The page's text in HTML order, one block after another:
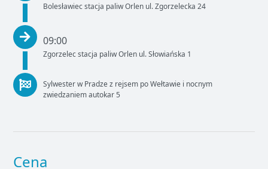
Bolesławiec stacja paliw Orlen ul. Zgorzelecka 24
09:00
Zgorzelec stacja paliw Orlen ul. Słowiańska 1
Sylwester w Pradze z rejsem po Wełtawie i nocnym
zwiedzaniem autokar 5
Cena